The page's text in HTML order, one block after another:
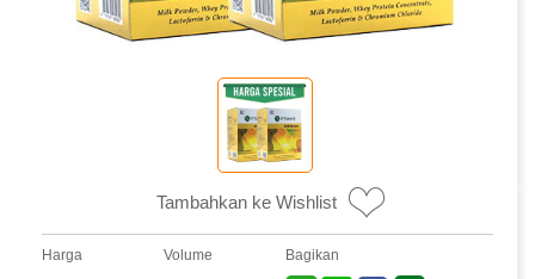
Tambahkan ke Wishlist
Harga Volume Bagikan